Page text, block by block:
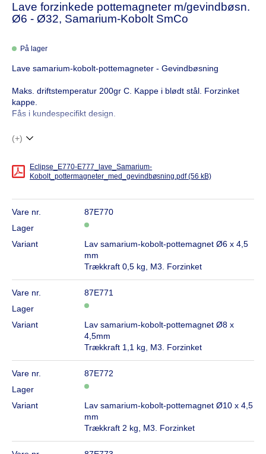
Lave forzinkede pottemagneter m/gevindbøsn.
Ø6 - Ø32, Samarium-Kobolt SmCo
På lager
Lave samarium-kobolt-pottemagneter - Gevindbøsning
Maks. driftstemperatur 200gr C. Kappe i blødt stål. Forzinket
kappe.
Fås i kundespecifikt design.
(+)
Eclipse_E770-E777_lave_Samarium-
Kobolt_pottermagneter_med_gevindbøsning.pdf (56 kB)
Vare nr.
87E770
Lager
Variant
Lav samarium-kobolt-pottemagnet Ø6 x 4,5
mm
Trækkraft 0,5 kg, M3. Forzinket
Vare nr.
87E771
Lager
Variant
Lav samarium-kobolt-pottemagnet Ø8 x
4,5mm
Trækkraft 1,1 kg, M3. Forzinket
Vare nr.
87E772
Lager
Variant
Lav samarium-kobolt-pottemagnet Ø10 x 4,5
mm
Trækkraft 2 kg, M3. Forzinket